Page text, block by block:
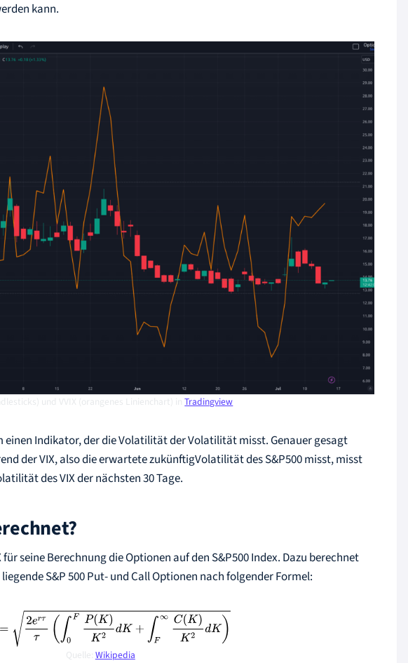
kann.
und VVIX (orangenes Linienchart) inTradingview
einen Indikator, der die Volatilität der Volatilität misst. Genauer gesagt
der VIX, also die erwartete zukünftigVolatilität des S&P500 misst, misst
des VIX der nächsten 30 Tage.
seine Berechnung die Optionen auf den S&P500 Index. Dazu berechnet
S&P 500 Put- und Call Optionen nach folgender Formel:
Quelle: Wikipedia